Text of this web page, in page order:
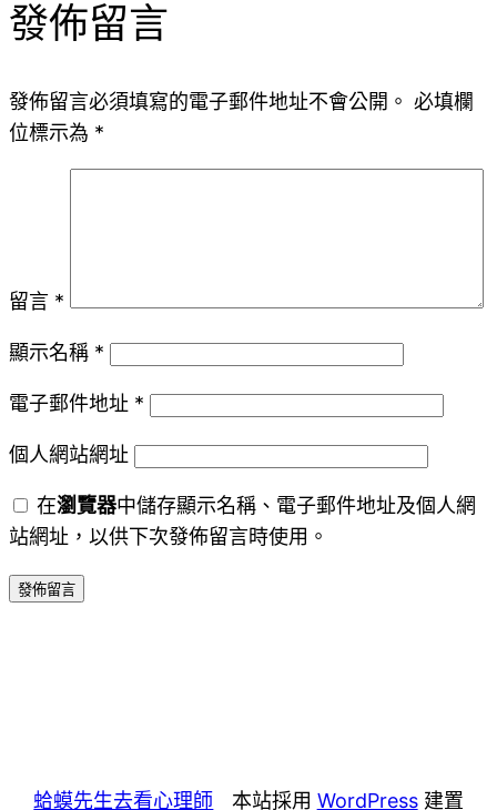
發佈留言
發佈留言必須填寫的電子郵件地址不會公開。 必填欄
位標示為 *
留言 *
顯示名稱 *
電子郵件地址 *
個人網站網址
在瀏覽器中儲存顯示名稱、電子郵件地址及個人網
站網址，以供下次發佈留言時使用。
蛤蟆先生去看心理師 本站採用 WordPress建置